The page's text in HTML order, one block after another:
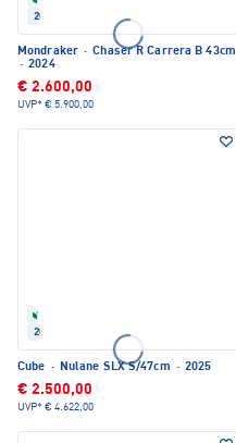
2024
Mondraker · Chaser R Carrera B 43cm
· 2024
€ 2.600,00
UVP* € 5.900,00
2025
Cube · Nulane SLX S/47cm · 2025
€ 2.500,00
UVP* € 4.622,00